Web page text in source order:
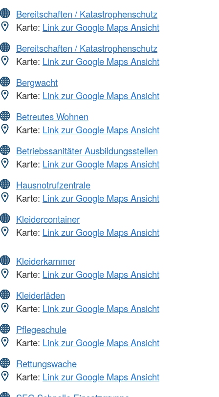
Bereitschaften / Katastrophenschutz
Karte: Link zur Google Maps Ansicht
Bereitschaften / Katastrophenschutz
Karte: Link zur Google Maps Ansicht
Bergwacht
Karte: Link zur Google Maps Ansicht
Betreutes Wohnen
Karte: Link zur Google Maps Ansicht
Betriebssanitäter Ausbildungsstellen
Karte: Link zur Google Maps Ansicht
Hausnotrufzentrale
Karte: Link zur Google Maps Ansicht
Kleidercontainer
Karte: Link zur Google Maps Ansicht
Kleiderkammer
Karte: Link zur Google Maps Ansicht
Kleiderläden
Karte: Link zur Google Maps Ansicht
Pflegeschule
Karte: Link zur Google Maps Ansicht
Rettungswache
Karte: Link zur Google Maps Ansicht